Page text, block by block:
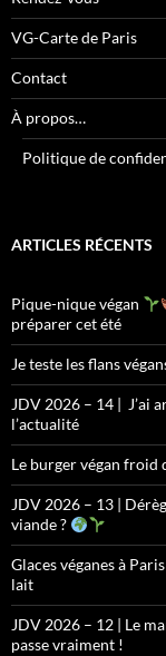
VG-Carte de Paris
Contact
À propos…
Politique de
ARTICLES RÉCENTS
Pique-nique végan
préparer cet été
Je teste les flans
JDV 2026 – 14 | J’ai
l’actualité
Le burger végan froid
JDV 2026 – 13 |
viande ?
Glaces véganes à Paris
lait
JDV 2026 – 12 | Le
passe vraiment !